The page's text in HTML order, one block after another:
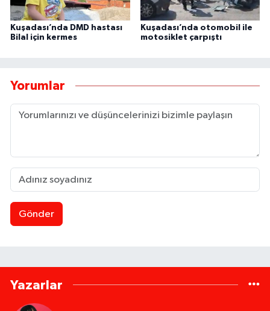
Kuşadası’nda DMD hastası
Bilal için kermes
Kuşadası’nda otomobil ile
motosiklet çarpıştı
Yorumlar
Gönder
Yazarlar